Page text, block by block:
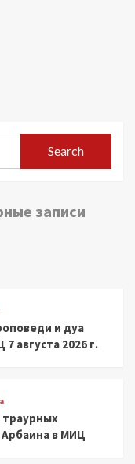
записи
и дуа
августа 2026 г.
траурных
в МИЦ